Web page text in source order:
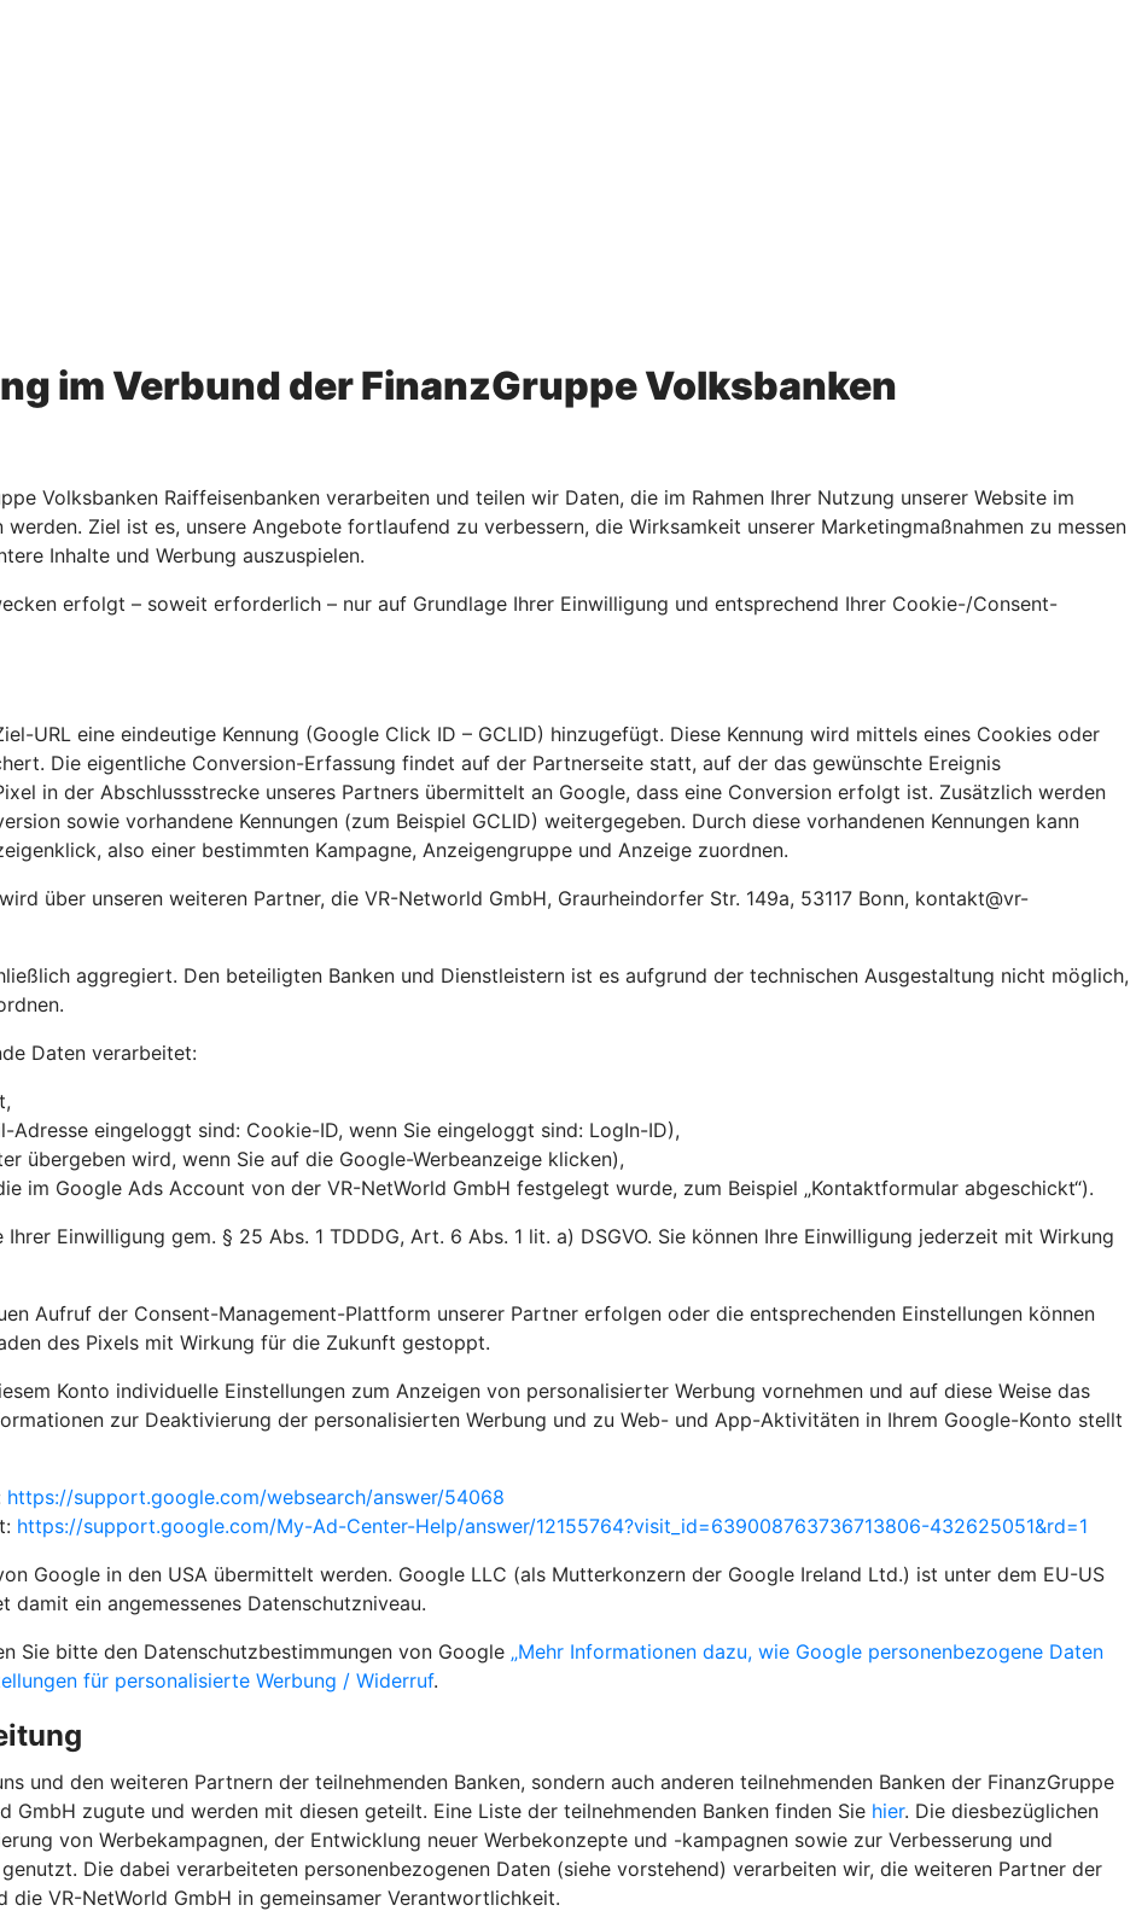
im Verbund der FinanzGruppe Volksbanken
Volksbanken Raiffeisenbanken verarbeiten und teilen wir Daten, die im Rahmen Ihrer Nutzung unserer Website im
Ziel ist es, unsere Angebote fortlaufend zu verbessern, die Wirksamkeit unserer Marketingmaßnahmen zu messen
Inhalte und Werbung auszuspielen.
erfolgt – soweit erforderlich – nur auf Grundlage Ihrer Einwilligung und entsprechend Ihrer Cookie-/Consent-
URL eine eindeutige Kennung (Google Click ID – GCLID) hinzugefügt. Diese Kennung wird mittels eines Cookies oder
Die eigentliche Conversion-Erfassung findet auf der Partnerseite statt, auf der das gewünschte Ereignis
in der Abschlussstrecke unseres Partners übermittelt an Google, dass eine Conversion erfolgt ist. Zusätzlich werden
sowie vorhandene Kennungen (zum Beispiel GCLID) weitergegeben. Durch diese vorhandenen Kennungen kann
also einer bestimmten Kampagne, Anzeigengruppe und Anzeige zuordnen.
über unseren weiteren Partner, die VR-Networld GmbH, Graurheindorfer Str. 149a, 53117 Bonn, kontakt@vr-
aggregiert. Den beteiligten Banken und Dienstleistern ist es aufgrund der technischen Ausgestaltung nicht möglich,
Daten verarbeitet:
eingeloggt sind: Cookie-ID, wenn Sie eingeloggt sind: LogIn-ID),
übergeben wird, wenn Sie auf die Google-Werbeanzeige klicken),
im Google Ads Account von der VR-NetWorld GmbH festgelegt wurde, zum Beispiel „Kontaktformular abgeschickt“).
Einwilligung gem. § 25 Abs. 1 TDDDG, Art. 6 Abs. 1 lit. a) DSGVO. Sie können Ihre Einwilligung jederzeit mit Wirkung
Aufruf der Consent-Management-Plattform unserer Partner erfolgen oder die entsprechenden Einstellungen können
des Pixels mit Wirkung für die Zukunft gestoppt.
Konto individuelle Einstellungen zum Anzeigen von personalisierter Werbung vornehmen und auf diese Weise das
zur Deaktivierung der personalisierten Werbung und zu Web- und App-Aktivitäten in Ihrem Google-Konto stellt
https://support.google.com/websearch/answer/54068
https://support.google.com/My-Ad-Center-Help/answer/12155764?visit_id=639008763736713806-432625051&rd=1
Google in den USA übermittelt werden. Google LLC (als Mutterkonzern der Google Ireland Ltd.) ist unter dem EU-US
ein angemessenes Datenschutzniveau.
Sie bitte den Datenschutzbestimmungen von Google „Mehr Informationen dazu, wie Google personenbezogene Daten
für personalisierte Werbung / Widerruf.
und den weiteren Partnern der teilnehmenden Banken, sondern auch anderen teilnehmenden Banken der FinanzGruppe
GmbH zugute und werden mit diesen geteilt. Eine Liste der teilnehmenden Banken finden Sie hier. Die diesbezüglichen
von Werbekampagnen, der Entwicklung neuer Werbekonzepte und -kampagnen sowie zur Verbesserung und
Die dabei verarbeiteten personenbezogenen Daten (siehe vorstehend) verarbeiten wir, die weiteren Partner der
die VR-NetWorld GmbH in gemeinsamer Verantwortlichkeit.